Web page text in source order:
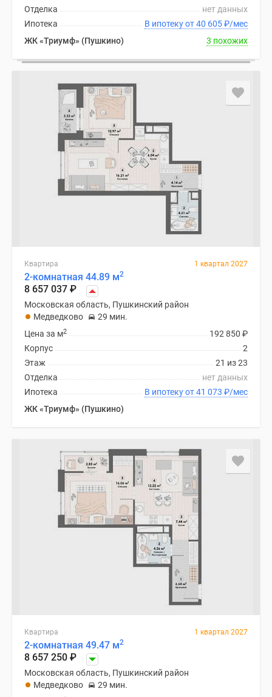
нет данных
Отделка
В ипотеку от 40 605₽/мес
Ипотека
ЖК «Триумф» (Пушкино)
3 похожих
Квартира 1 квартал 2027
2-комнатная 44.89 м2
8 657 037 ₽
Московская область, Пушкинский район
Медведково
29 мин.
192 850 ₽
Цена за м2
2
Корпус
21 из 23
Этаж
нет данных
Отделка
В ипотеку от 41 073 ₽/мес
Ипотека
ЖК «Триумф» (Пушкино)
Квартира 1 квартал 2027
2-комнатная 49.47 м2
8 657 250 ₽
Московская область, Пушкинский район
Медведково
29 мин.